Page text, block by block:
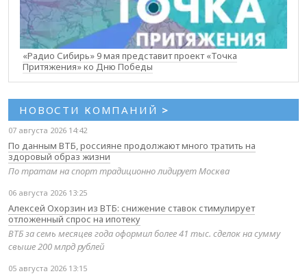
«Радио Сибирь» 9 мая представит проект «Точка
Притяжения» ко Дню Победы
НОВОСТИ КОМПАНИЙ >
07 августа 2026 14:42
По данным ВТБ, россияне продолжают много тратить на
здоровый образ жизни
По тратам на спорт традиционно лидирует Москва
06 августа 2026 13:25
Алексей Охорзин из ВТБ: снижение ставок стимулирует
отложенный спрос на ипотеку
ВТБ за семь месяцев года оформил более 41 тыс. сделок на сумму
свыше 200 млрд рублей
05 августа 2026 13:15